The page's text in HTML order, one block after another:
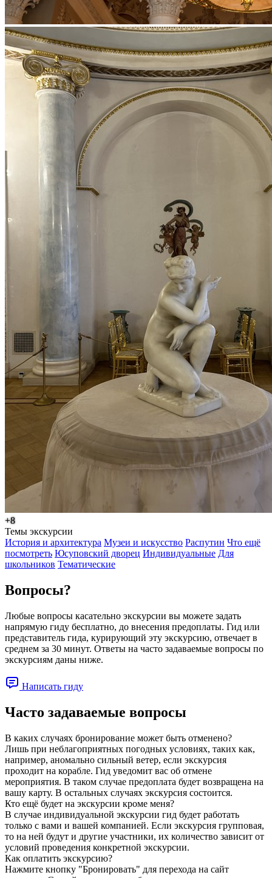
+8
Темы экскурсии
История и архитектура Музеи и искусство Распутин Что ещё
посмотреть Юсуповский дворец Индивидуальные Для
школьников Тематические
Вопросы?
Любые вопросы касательно экскурсии вы можете задать
напрямую гиду бесплатно, до внесения предоплаты. Гид или
представитель гида, курирующий эту экскурсию, отвечает в
среднем за 30 минут. Ответы на часто задаваемые вопросы по
экскурсиям даны ниже.
Написать гиду
Часто задаваемые вопросы
В каких случаях бронирование может быть отменено?
Лишь при неблагоприятных погодных условиях, таких как,
например, аномально сильный ветер, если экскурсия
проходит на корабле. Гид уведомит вас об отмене
мероприятия. В таком случае предоплата будет возвращена на
вашу карту. В остальных случаях экскурсия состоится.
Кто ещё будет на экскурсии кроме меня?
В случае индивидуальной экскурсии гид будет работать
только с вами и вашей компанией. Если экскурсия групповая,
то на ней будут и другие участники, их количество зависит от
условий проведения конкретной экскурсии.
Как оплатить экскурсию?
Нажмите кнопку "Бронировать" для перехода на сайт